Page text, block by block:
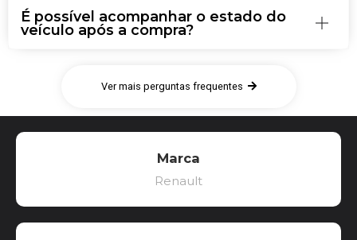
É possível acompanhar o estado do
veículo após a compra?
Ver mais perguntas frequentes
Marca
Renault